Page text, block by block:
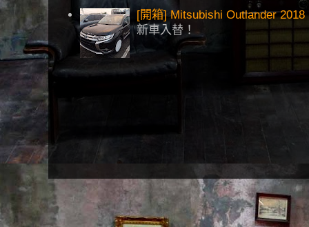
[開箱] Mitsubishi Outlander 2018
新車入替！